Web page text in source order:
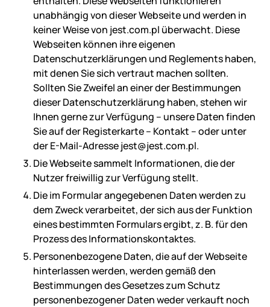
unabhängig von dieser Webseite und werden in
keiner Weise von jest.com.pl überwacht. Diese
Webseiten können ihre eigenen
Datenschutzerklärungen und Reglements haben,
mit denen Sie sich vertraut machen sollten.
Sollten Sie Zweifel an einer der Bestimmungen
dieser Datenschutzerklärung haben, stehen wir
Ihnen gerne zur Verfügung – unsere Daten finden
Sie auf der Registerkarte – Kontakt – oder unter
der E-Mail-Adresse jest@jest.com.pl.
Die Webseite sammelt Informationen, die der
Nutzer freiwillig zur Verfügung stellt.
Die im Formular angegebenen Daten werden zu
dem Zweck verarbeitet, der sich aus der Funktion
eines bestimmten Formulars ergibt, z. B. für den
Prozess des Informationskontaktes.
Personenbezogene Daten, die auf der Webseite
hinterlassen werden, werden gemäß den
Bestimmungen des Gesetzes zum Schutz
personenbezogener Daten weder verkauft noch